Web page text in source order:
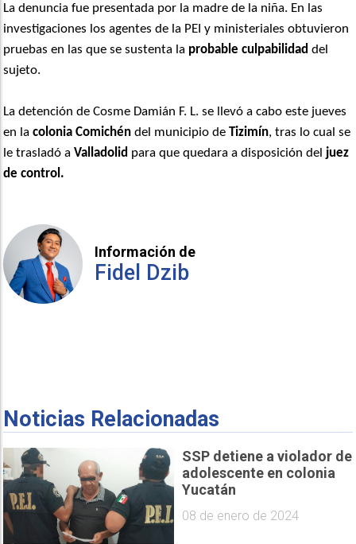
La denuncia fue presentada por la madre de la niña. En las
investigaciones los agentes de la PEI y ministeriales obtuvieron
pruebas en las que se sustenta la probable culpabilidad del
sujeto.
La detención de Cosme Damián F. L. se llevó a cabo este jueves
en la colonia Comichén del municipio de Tizimín, tras lo cual se
le trasladó aValladolid para que quedara a disposición del juez
de control.
Información de
Fidel Dzib
Noticias Relacionadas
SSP detiene a violador de
adolescente en colonia
Yucatán
08 de enero de 2024